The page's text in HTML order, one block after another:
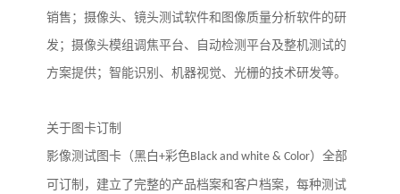
销售；摄像头、镜头测试软件和图像质量分析软件的研
发；摄像头模组调焦平台、自动检测平台及整机测试的
方案提供；智能识别、机器视觉、光栅的技术研发等。
关于图卡订制
影像测试图卡（黑白 +彩色Black and white & Color）全部
可订制，建立了完整的产品档案和客户档案，每种测试